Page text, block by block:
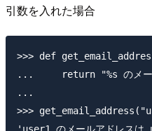
引数を入れた場合
>>> def
...     return "%s のメー
...
>>>